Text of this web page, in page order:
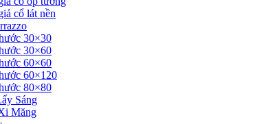
cổ lát nền
30×30
30×60
60×60
60×120
80×80
Sáng
Măng